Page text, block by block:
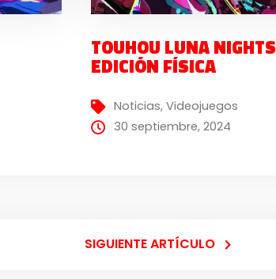
TOUHOU LUNA NIGHTS
EDICIÓN FÍSICA
Noticias,Videojuegos
30 septiembre, 2024
SIGUIENTE ARTÍCULO